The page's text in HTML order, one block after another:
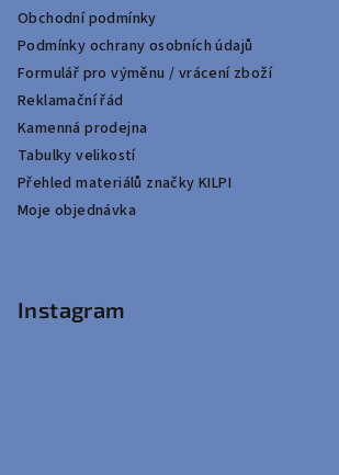
Obchodní podmínky
Podmínky ochrany osobních údajů
Formulář pro výměnu / vrácení zboží
Reklamační řád
Kamenná prodejna
Tabulky velikostí
Přehled materiálů značky KILPI
Moje objednávka
Instagram